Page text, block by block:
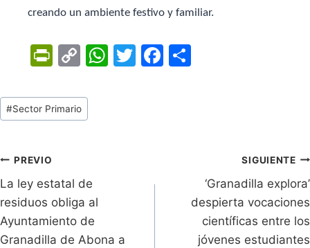
creando un ambiente festivo y familiar.
Pr
tF
ri
dl
y
C
p
y
k
W T
F
Tags
de
#Sector Primario
Navegación
de
entradas
PREVIO
La ley estatal de
residuos obliga al
Ayuntamiento de
Granadilla de Abona a
SIGUIENTE
‘Granadilla explora’
despierta vocaciones
científicas entre los
jóvenes estudiantes